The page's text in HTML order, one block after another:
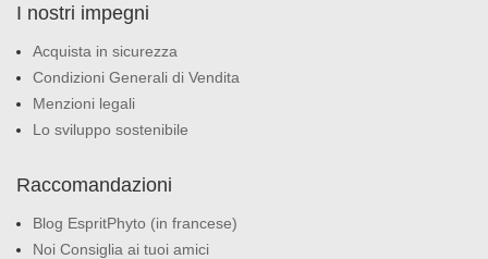
I nostri impegni
Acquista in sicurezza
Condizioni Generali di Vendita
Menzioni legali
Lo sviluppo sostenibile
Raccomandazioni
Blog EspritPhyto (in francese)
Noi Consiglia ai tuoi amici